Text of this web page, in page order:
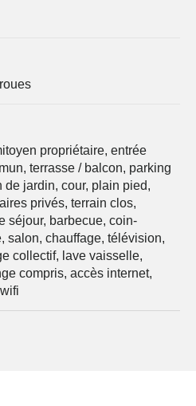
propriétaire, entrée
terrasse / balcon, parking
de jardin, cour, plain pied,
privés, terrain clos,
séjour, barbecue, coin-
salon, chauffage, télévision,
collectif, lave vaisselle,
compris, accès internet,